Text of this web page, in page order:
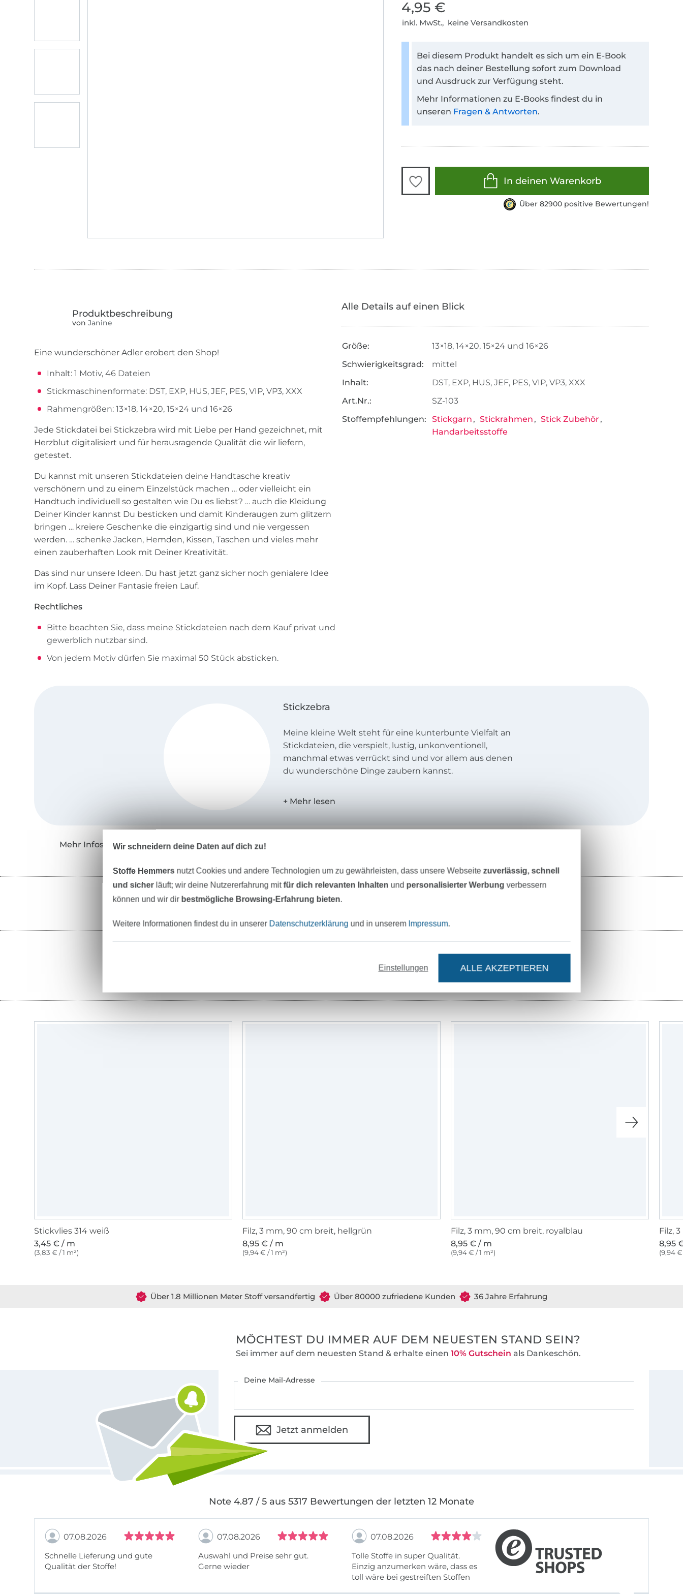
4,95 €
inkl. MwSt., keine Versandkosten
Bei diesem Produkt handelt es sich um ein E-Book
das nach deiner Bestellung sofort zum Download
und Ausdruck zur Verfügung steht.
Mehr Informationen zu E-Books findest du in
unseren Fragen & Antworten.
In deinen Warenkorb
Über 82900 positive Bewertungen!
von Janine
Eine wunderschöner Adler erobert den Shop!
Inhalt: 1 Motiv, 46 Dateien
Stickmaschinenformate: DST, EXP, HUS, JEF, PES, VIP, VP3, XXX
Rahmengrößen: 13×18, 14×20, 15×24 und 16×26
Jede Stickdatei bei Stickzebra wird mit Liebe per Hand gezeichnet, mit
Herzblut digitalisiert und für herausragende Qualität die wir liefern,
getestet.
Du kannst mit unseren Stickdateien deine Handtasche kreativ
verschönern und zu einem Einzelstück machen … oder vielleicht ein
Handtuch individuell so gestalten wie Du es liebst? … auch die Kleidung
Deiner Kinder kannst Du besticken und damit Kinderaugen zum glitzern
bringen … kreiere Geschenke die einzigartig sind und nie vergessen
werden. … schenke Jacken, Hemden, Kissen, Taschen und vieles mehr
einen zauberhaften Look mit Deiner Kreativität.
Das sind nur unsere Ideen. Du hast jetzt ganz sicher noch genialere Idee
im Kopf. Lass Deiner Fantasie freien Lauf.
Rechtliches
Bitte beachten Sie, dass meine Stickdateien nach dem Kauf privat und
gewerblich nutzbar sind.
Von jedem Motiv dürfen Sie maximal 50 Stück absticken.
Alle Details auf einen Blick
Größe:
13×18, 14×20, 15×24 und 16×26
Schwierigkeitsgrad:
mittel
Inhalt:
DST, EXP, HUS, JEF, PES, VIP, VP3, XXX
Art.Nr.:
SZ-103
Stoffempfehlungen:
Stickgarn Stickrahmen
Stick Zubehör
Handarbeitsstoffe
Stickzebra
Meine kleine Welt steht für eine kunterbunte Vielfalt an
Stickdateien, die verspielt, lustig, unkonventionell,
manchmal etwas verrückt sind und vor allem aus denen
du wunderschöne Dinge zaubern kannst.
Alle Motive sind liebevoll gezeichnet, mit technischem
Ganz besonderen Wert lege ich auf das persönliche und
herzliche - außerdem habe ich auch nach dem Kauf
immer ein offenes Ohr für dich!
Ich freue mich, dass du vorbeischaust! Mach es dir bei mir
Mehr Infos zu "Stickzebra"
Unser Tipp: Das passt dazu
Stickvlies 314 weiß
3,45 € / m
(3,83 € / 1 m²)
Filz, 3 mm, 90 cm breit, hellgrün
8,95 € / m
(9,94 € / 1 m²)
Filz, 3 mm, 90 cm breit, royalblau
8,95 € / m
(9,94 € / 1 m²)
Filz,
8,95
(9,94 €
Über 1.8 Millionen Meter Stoff versandfertig Über 80000 zufriedene Kunden 36 Jahre Erfahrung
MÖCHTEST DU IMMER AUF DEM NEUESTEN STAND SEIN?
Sei immer auf dem neuesten Stand & erhalte einen 10% Gutschein als Dankeschön.
Deine Mail-Adresse
Jetzt anmelden
Note 4.87 / 5 aus 5317 Bewertungen der letzten 12 Monate
07.08.2026
Schnelle Lieferung und gute
Qualität der Stoffe!
07.08.2026
Auswahl und Preise sehr gut.
Gerne wieder
07.08.2026
Tolle Stoffe in super Qualität.
Einzig anzumerken wäre, dass es
toll wäre bei gestreiften Stoffen
Wir schneidern deine Daten auf dich zu!
Stoffe Hemmers nutzt Cookies und andere Technologien um zu gewährleisten, dass unsere Webseitezuverlässig, schnell
und sicherläuft; wir deine Nutzererfahrung mitfür dich relevanten Inhalten und personalisierter Werbung verbessern
können und wir dir bestmögliche Browsing-Erfahrung bieten.
Weitere Informationen findest du in unserer Datenschutzerklärung und in unserem Impressum.
Einstellungen ALLE AKZEPTIEREN